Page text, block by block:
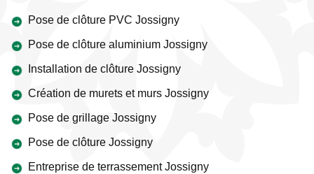
Pose de clôture PVC Jossigny
Pose de clôture aluminium Jossigny
Installation de clôture Jossigny
Création de murets et murs Jossigny
Pose de grillage Jossigny
Pose de clôture Jossigny
Entreprise de terrassement Jossigny